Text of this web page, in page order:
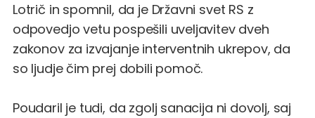
Lotrič in spomnil, da je Državni svet RS z
odpovedjo vetu pospešili uveljavitev dveh
zakonov za izvajanje interventnih ukrepov, da
so ljudje čim prej dobili pomoč.
Poudaril je tudi, da zgolj sanacija ni dovolj, saj